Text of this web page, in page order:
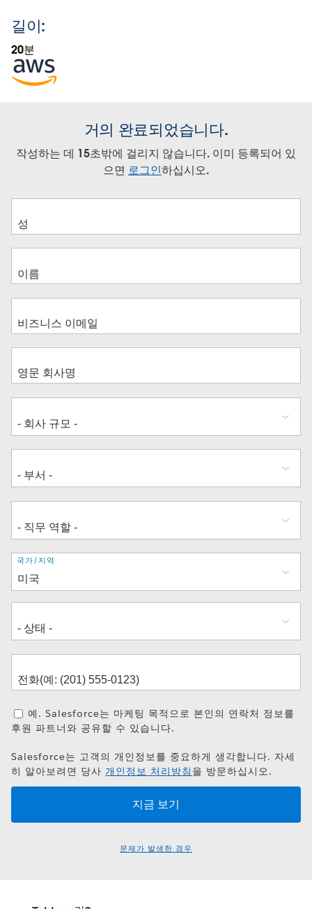
길이:
20분
Opens
in
거의 완료되었습니다.
작성하는 데 15초밖에 걸리지 않습니다. 이미 등록되어 있
으면 로그인하십시오.
주
소
국가/지역
예. Salesforce는 마케팅 목적으로 본인의 연락처 정보를
후원 파트너와 공유할 수 있습니다.
Salesforce는 고객의 개인정보를 중요하게 생각합니다. 자세
히 알아보려면 당사 개인정보 처리방침 을 방문하십시오.
문제가 발생한 경우